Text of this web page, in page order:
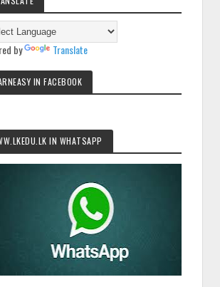
by Translate
IN FACEBOOK
IN WHATSAPP